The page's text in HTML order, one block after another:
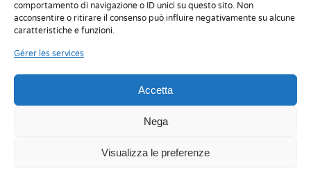
comportamento di navigazione o ID unici su questo sito. Non
acconsentire o ritirare il consenso può influire negativamente su alcune
caratteristiche e funzioni.
Gérer les services
Accetta
Nega
Visualizza le preferenze
info.france@m-home.com
Mondex Menaje España S.a.
Address: Ctra de Girona, km. 101.5
E-17160 Angles (Girona)